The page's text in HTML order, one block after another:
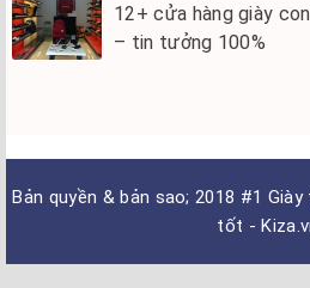
12+ cửa hàng giày
– tin tưởng 100%
Bản quyền & bản sao; 2018 #1
tốt -